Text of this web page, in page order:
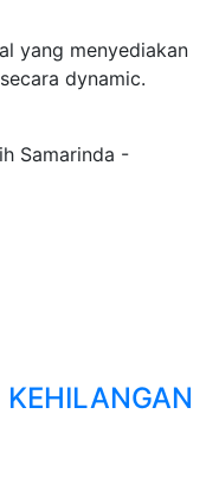
yang menyediakan
dynamic.
Samarinda -